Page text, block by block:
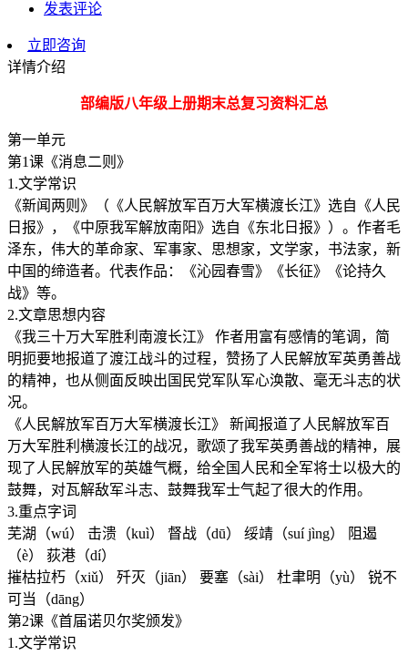
发表评论
立即咨询
详情介绍
部编版八年级上册期末总复习资料汇总
第一单元
第1课《消息二则》
1.文学常识
《新闻两则》（《人民解放军百万大军横渡长江》选自《人民
日报》，《中原我军解放南阳》选自《东北日报》）。作者毛
泽东，伟大的革命家、军事家、思想家，文学家，书法家，新
中国的缔造者。代表作品：《沁园春雪》《长征》《论持久
战》等。
2.文章思想内容
《我三十万大军胜利南渡长江》 作者用富有感情的笔调，简
明扼要地报道了渡江战斗的过程，赞扬了人民解放军英勇善战
的精神，也从侧面反映出国民党军队军心涣散、毫无斗志的状
况。
《人民解放军百万大军横渡长江》 新闻报道了人民解放军百
万大军胜利横渡长江的战况，歌颂了我军英勇善战的精神，展
现了人民解放军的英雄气概，给全国人民和全军将士以极大的
鼓舞，对瓦解敌军斗志、鼓舞我军士气起了很大的作用。
3.重点字词
芜湖（wú） 击溃（kuì） 督战（dū） 绥靖（suí jìng） 阻遏
（è） 荻港（dí）
摧枯拉朽（xiǔ） 歼灭（jiān） 要塞（sài） 杜聿明（yù） 锐不
可当（dāng）
第2课《首届诺贝尔奖颁发》
1.文学常识